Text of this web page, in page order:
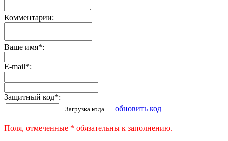
Комментарии:
Ваше имя*:
E-mail*:
Защитный код*:
Загрузка кода... обновить код
Поля, отмеченные * обязательны к заполнению.